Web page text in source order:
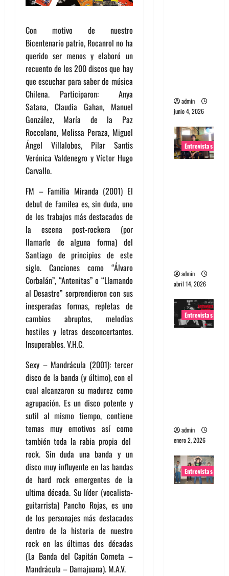
Con motivo de nuestro
Bicentenario patrio, Rocanrol no ha
querido ser menos y elaboró un
recuento de los 200 discos que hay
que escuchar para saber de música
Chilena. Participaron: Anya
Satana, Claudia Gahan, Manuel
González, María de la Paz
Roccolano, Melissa Peraza, Miguel
Ángel Villalobos, Pilar Santis
Verónica Valdenegro y Víctor Hugo
Carvallo.
FM – Familia Miranda (2001) El
debut de Familea es, sin duda, uno
de los trabajos más destacados de
la escena post-rockera (por
llamarle de alguna forma) del
Santiago de principios de este
siglo. Canciones como “Álvaro
Corbalán”, “Antenitas” o “Llamando
al Desastre” sorprendieron con sus
inesperadas formas, repletas de
cambios abruptos, melodías
hostiles y letras desconcertantes.
Insuperables. V.H.C.
Sexy – Mandrácula (2001): tercer
disco de la banda (y último), con el
cual alcanzaron su madurez como
agrupación. Es un disco potente y
sutil al mismo tiempo, contiene
temas muy emotivos así como
también toda la rabia propia del
rock. Sin duda una banda y un
disco muy influyente en las bandas
de hard rock emergentes de la
ultima década. Su líder (vocalista-
guitarrista) Pancho Rojas, es uno
de los personajes más destacados
dentro de la historia de nuestro
rock en las últimas dos décadas
(La Banda del Capitán Corneta –
Mandrácula – Damajuana). M.A.V.
admin
junio 4, 2026
Entrevistas
admin
abril 14, 2026
Entrevistas
admin
enero 2, 2026
Entrevistas